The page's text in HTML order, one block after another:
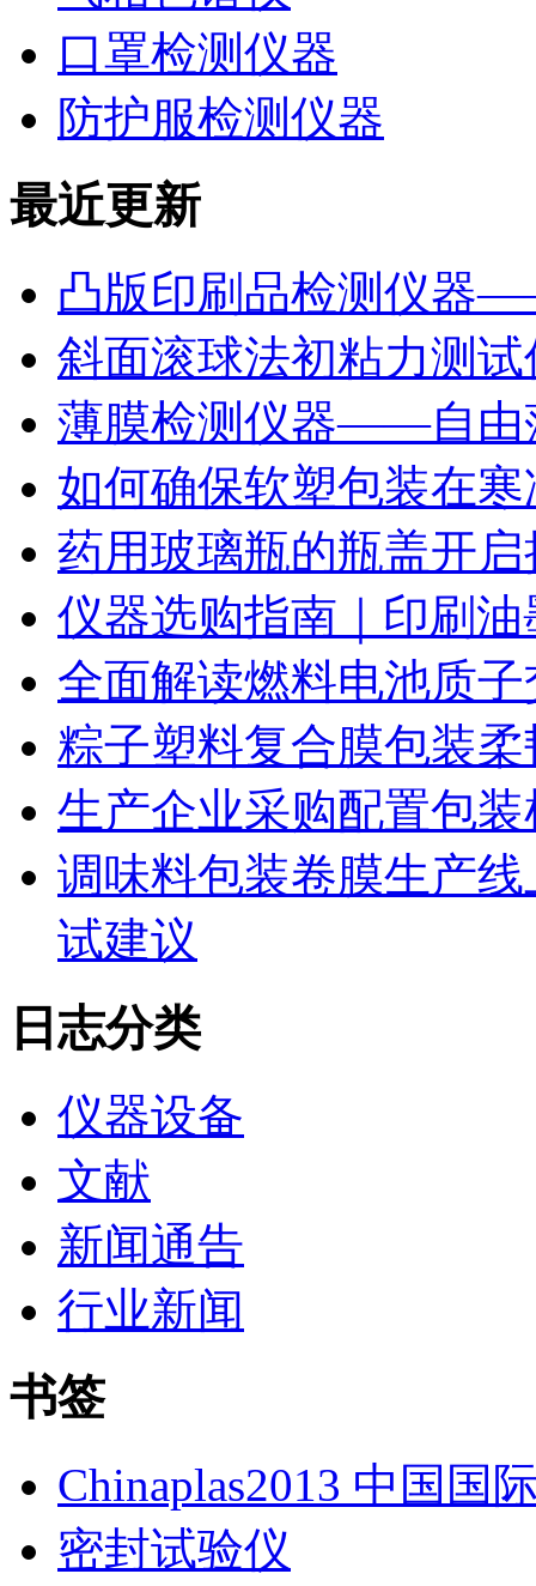
口罩检测仪器
防护服检测仪器
最近更新
凸版印刷品检测仪器
斜面滚球法初粘力测
薄膜检测仪器——自由
如何确保软塑包装在
药用玻璃瓶的瓶盖开
仪器选购指南｜印刷
全面解读燃料电池质
粽子塑料复合膜包装
生产企业采购配置包
调味料包装卷膜生产
试建议
日志分类
仪器设备
文献
新闻通告
行业新闻
书签
Chinaplas2013 中国国
密封试验仪